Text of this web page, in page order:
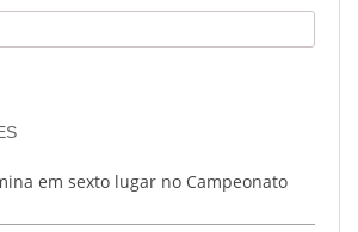
em sexto lugar no Campeonato